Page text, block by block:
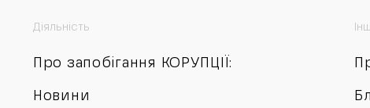
Діяльність
Про запобігання КОРУПЦІЇ:
Новини